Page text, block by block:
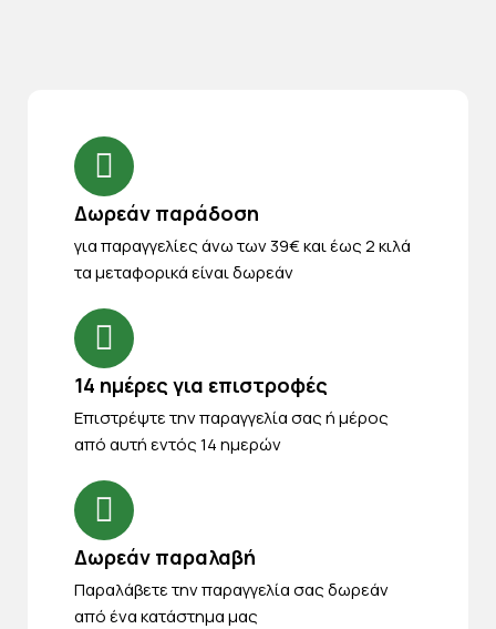
Δωρεάν παράδοση
για παραγγελίες άνω των 39€ και έως 2 κιλά
τα μεταφορικά είναι δωρεάν
14 ημέρες για επιστροφές
Eπιστρέψτε την παραγγελία σας ή μέρος
από αυτή εντός 14 ημερών
Δωρεάν παραλαβή
Παραλάβετε την παραγγελία σας δωρεάν
από ένα κατάστημα μας